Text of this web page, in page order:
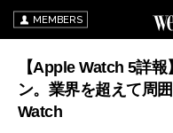
MEMBERS
【Apple Watch 5詳
ン。業界を超えて周
Watch